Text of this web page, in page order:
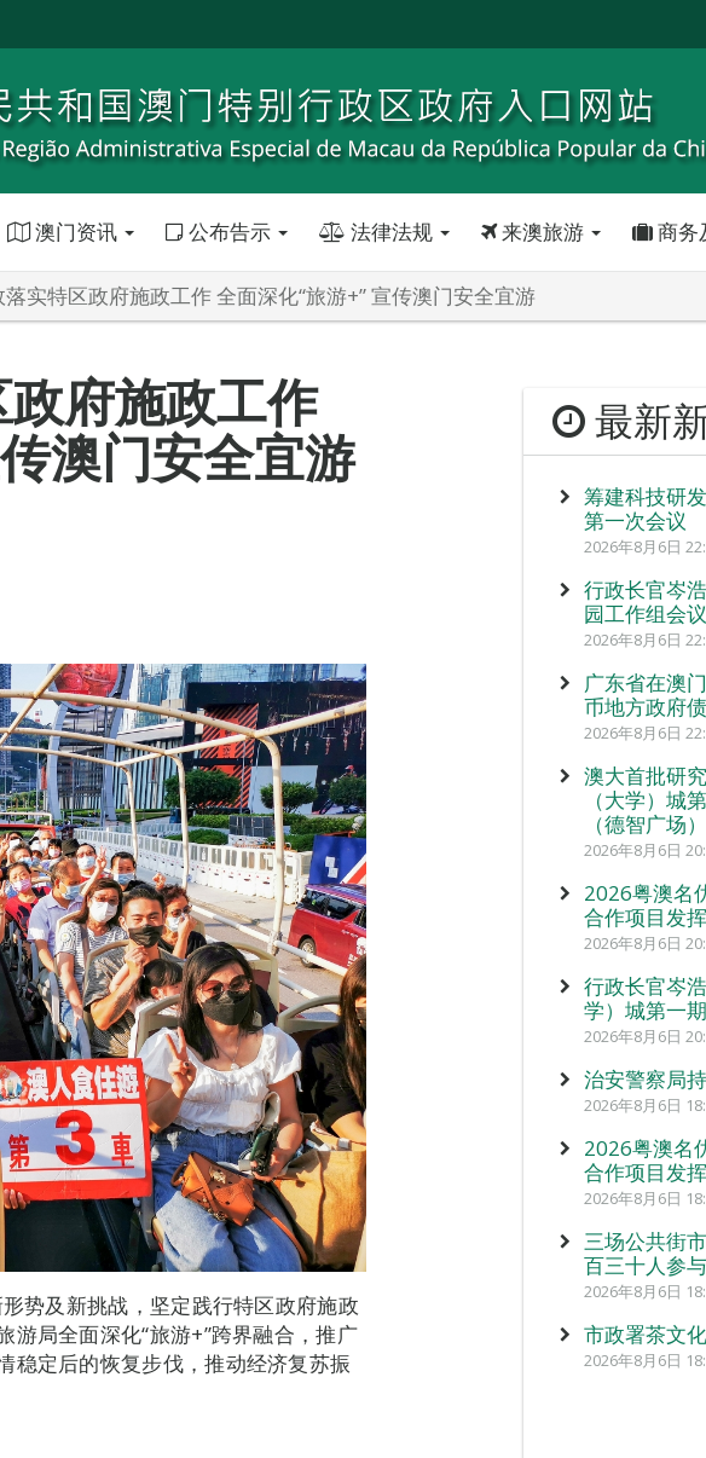
澳门资讯 公布告示 法律法规 来澳旅游 商务
实特区政府施政工作 全面深化“旅游+” 宣传澳门安全宜游
府施政工作
澳门安全宜游
势及新挑战，坚定践行特区政府施政
局全面深化“旅游+”跨界融合，推广
稳定后的恢复步伐，推动经济复苏振
最新
筹建科技研
第一次会议
2026年8月6日
行政长官岑
园工作组会议
2026年8月6日
广东省在澳
币地方政府
2026年8月6日
澳大首批研
（大学）
（德智广场）
2026年8月6日
2026粤澳名
合作项目发
2026年8月6日
行政长官岑
学）城第一
2026年8月6日
治安警察局
2026年8月6日
2026粤澳名
合作项目发
2026年8月6日
三场公共街
百三十人参与
2026年8月6日
市政署茶文
2026年8月6日